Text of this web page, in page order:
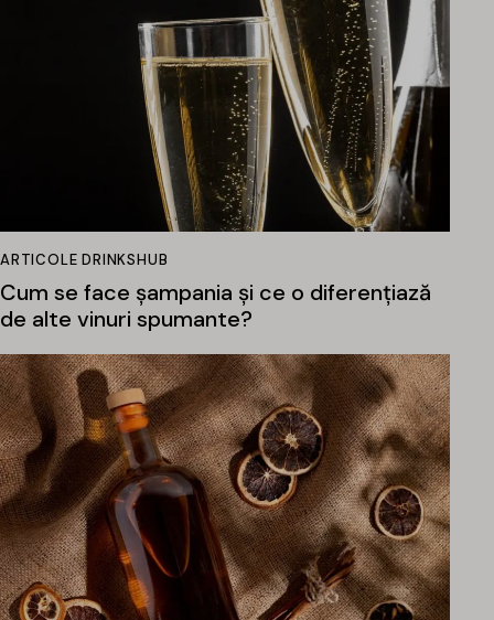
ARTICOLE DRINKSHUB
Cum se face șampania și ce o diferențiază
de alte vinuri spumante?